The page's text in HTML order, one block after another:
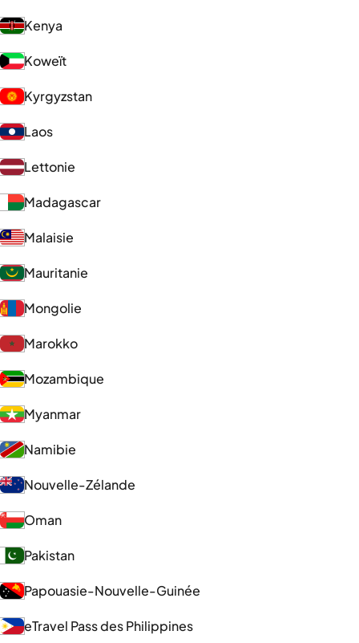
Kenya
Koweït
Kyrgyzstan
Laos
Lettonie
Madagascar
Malaisie
Mauritanie
Mongolie
Marokko
Mozambique
Myanmar
Namibie
Nouvelle-Zélande
Oman
Pakistan
Papouasie-Nouvelle-Guinée
eTravel Pass des Philippines